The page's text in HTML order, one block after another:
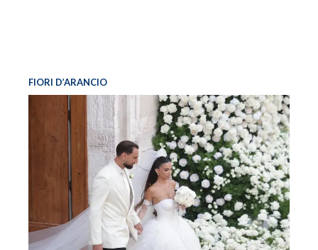
FIORI D’ARANCIO